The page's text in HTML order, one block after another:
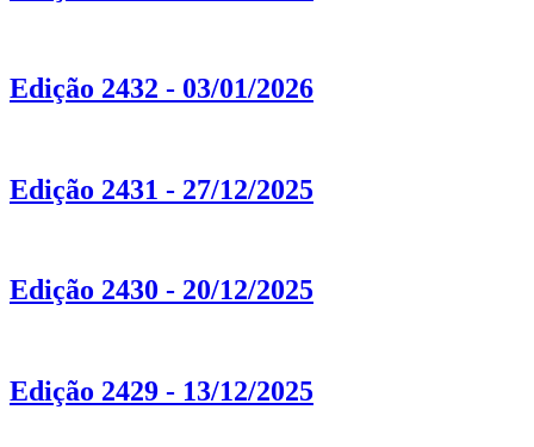
Edição 2432 - 03/01/2026
Edição 2431 - 27/12/2025
Edição 2430 - 20/12/2025
Edição 2429 - 13/12/2025